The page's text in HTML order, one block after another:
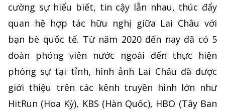
cường sự hiểu biết, tin cậy lẫn nhau, thúc đẩy
quan hệ hợp tác hữu nghị giữa Lai Châu với
bạn bè quốc tế. Từ năm 2020 đến nay đã có 5
đoàn phóng viên nước ngoài đến thực hiện
phóng sự tại tỉnh, hình ảnh Lai Châu đã được
giới thiệu trên các kênh truyền hình lớn như
HitRun (Hoa Kỳ), KBS (Hàn Quốc), HBO (Tây Ban